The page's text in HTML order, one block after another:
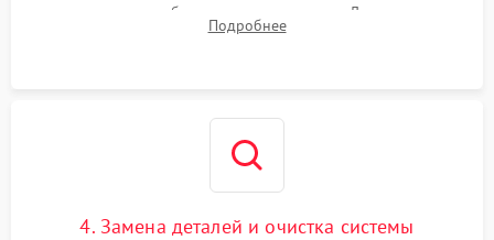
конденсатора, обмоток мотора и помпы. Для машин с
тепловым насосом — диагностика работы компрессора и
Подробнее
4. Замена деталей и очистка системы